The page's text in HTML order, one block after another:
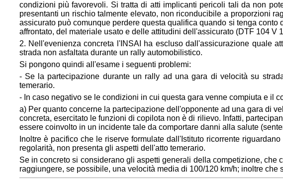
condizioni più favorevoli. Si tratta di atti implicanti pericoli tali da non
presentanti un rischio talmente elevato, non riconducibile a proporzioni
assicurato può comunque perdere questa qualifica quando si tenga
affrontato, del materiale usato e delle attitudini dell'assicurato (DTF 104 V
2. Nell'evenienza concreta l'INSAI ha escluso dall'assicurazione quale
strada non asfaltata durante un rally automobilistico.
Si pongono quindi all'esame i seguenti problemi:
- Se la partecipazione durante un rally ad una gara di velocità su
temerario.
- In caso negativo se le condizioni in cui questa gara venne compiuta e il
a) Per quanto concerne la partecipazione dell'opponente ad una gara di
concreta, esercitato le funzioni di copilota non è di rilievo. Infatti,
essere coinvolto in un incidente tale da comportare danni alla salute
Inoltre è pacifico che le riserve formulate dall'Istituto ricorrente
regolarità, non presenta gli aspetti dell'atto temerario.
Se in concreto si considerano gli aspetti generali della competizione,
raggiungere, se possibile, una velocità media di 100/120 km/h; inoltre che